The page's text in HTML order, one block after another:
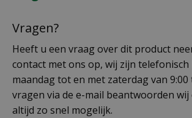
Vragen?
Heeft u een vraag over dit product
contact met ons op, wij zijn
maandag tot en met zaterdag van 9:00
vragen via de e-mail beantwoorden
altijd zo snel mogelijk.